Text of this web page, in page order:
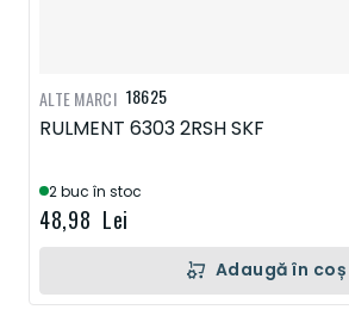
18625
RULMENT 6303 2RSH SKF
2 buc în stoc
48,98 Lei
ALTE MARCI
Adaugă în coș